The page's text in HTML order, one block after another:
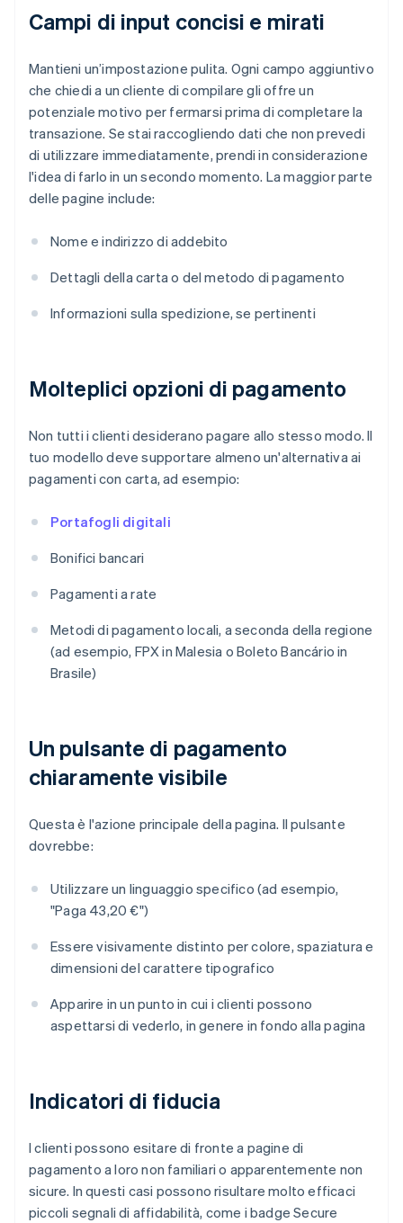
Campi di input concisi e mirati
Mantieni un’impostazione pulita. Ogni campo aggiuntivo
che chiedi a un cliente di compilare gli offre un
potenziale motivo per fermarsi prima di completare la
transazione. Se stai raccogliendo dati che non prevedi
di utilizzare immediatamente, prendi in considerazione
l'idea di farlo in un secondo momento. La maggior parte
delle pagine include:
Nome e indirizzo di addebito
Dettagli della carta o del metodo di pagamento
Informazioni sulla spedizione, se pertinenti
Molteplici opzioni di pagamento
Non tutti i clienti desiderano pagare allo stesso modo. Il
tuo modello deve supportare almeno un'alternativa ai
pagamenti con carta, ad esempio:
Portafogli digitali
Bonifici bancari
Pagamenti a rate
Metodi di pagamento locali, a seconda della regione
(ad esempio, FPX in Malesia o Boleto Bancário in
Brasile)
Un pulsante di pagamento
chiaramente visibile
Questa è l'azione principale della pagina. Il pulsante
dovrebbe:
Utilizzare un linguaggio specifico (ad esempio,
"Paga 43,20 €")
Essere visivamente distinto per colore, spaziatura e
dimensioni del carattere tipografico
Apparire in un punto in cui i clienti possono
aspettarsi di vederlo, in genere in fondo alla pagina
Indicatori di fiducia
I clienti possono esitare di fronte a pagine di
pagamento a loro non familiari o apparentemente non
sicure. In questi casi possono risultare molto efficaci
piccoli segnali di affidabilità, come i badge Secure